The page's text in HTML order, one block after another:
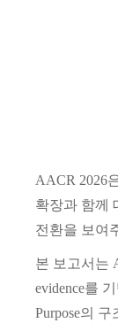
AACR 2026
확장과 함께
전환을 보여
본 보고서는
evidence를
Purpose의 구